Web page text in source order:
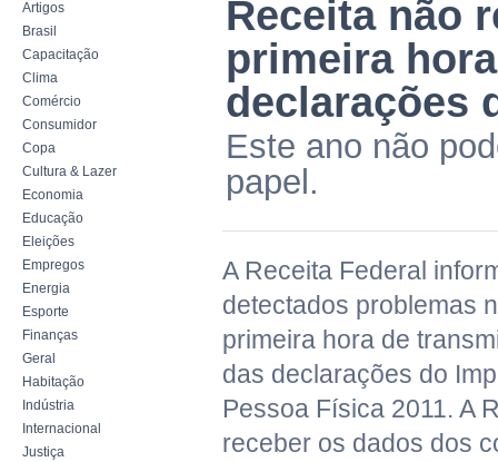
Artigos
Brasil
Capacitação
Clima
Comércio
Consumidor
Copa
Cultura & Lazer
Economia
Educação
Eleições
Empregos
Energia
Esporte
Finanças
Geral
Habitação
Indústria
Internacional
Justiça
Receita não
primeira
declarações
Este ano não
papel.
A Receita Federal
detectados problemas
primeira hora de
das declarações do
Pessoa Física 2011. A
receber os dados dos